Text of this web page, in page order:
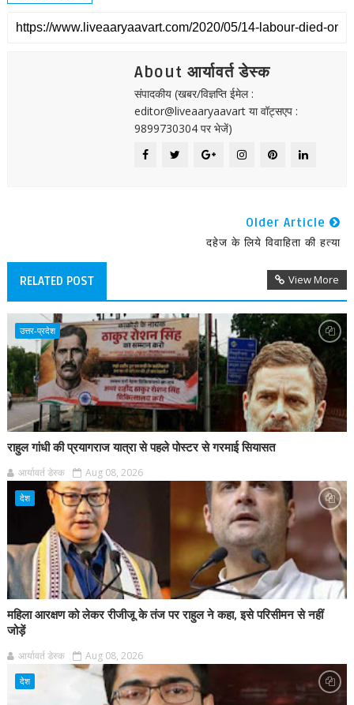
About आर्यावर्त डेस्क
संपादकीय (खबर/विज्ञप्ति ईमेल :
editor@liveaaryaavart या वॉट्सएप :
9899730304 पर भेजें)
Older Article
दहेज के लिये विवाहिता की हत्या
RELATED POST View More
उत्तर-प्रदेश
राहुल गांधी की प्रयागराज यात्रा से पहले पोस्टर से गरमाई सियासत
आर्यावर्त डेस्क Aug 08, 2026
देश
महिला आरक्षण को लेकर रीजीजू के तंज पर राहुल ने कहा, इसे परिसीमन से नहीं
जोड़ें
आर्यावर्त डेस्क Aug 08, 2026
देश